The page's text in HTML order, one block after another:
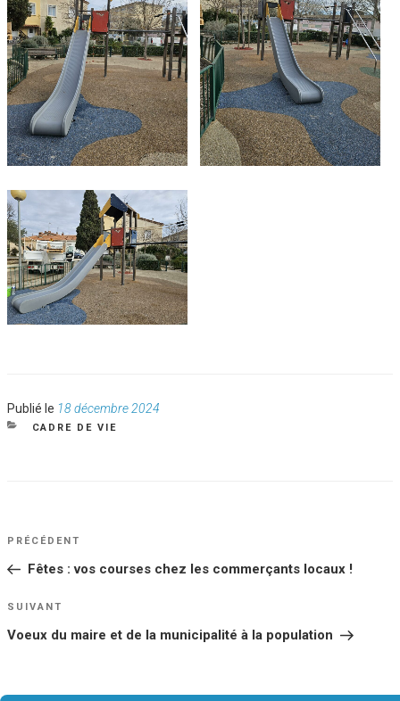
Publié le Publié
le
18 décembre 2024
CATÉGORIES
CADRE DE VIE
NAVIGATION
DE
Article
PRÉCÉDENT
Fêtes : vos courses chez les commerçants locaux !
Article
SUIVANT
Voeux du maire et de la municipalité à la population